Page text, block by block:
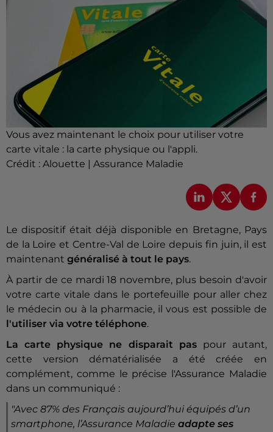
Vous avez maintenant le choix pour utiliser votre
carte vitale : la carte physique ou l'appli.
Crédit : Alouette | Assurance Maladie
Le dispositif était déjà disponible en Bretagne, Pays
de la Loire et Centre-Val de Loire depuis fin juin, il est
maintenant généralisé à tout le pays.
À partir de ce mardi 18 novembre, plus besoin d'avoir
votre carte vitale dans le portefeuille pour aller chez
le médecin ou à la pharmacie, il vous est possible de
l'utiliser via votre téléphone.
La carte physique ne disparait paspour autant,
cette version dématérialisée a été créée en
complément, comme le précise l'Assurance Maladie
dans un communiqué :
"Avec 87% des Français aujourd’hui équipés d’un
smartphone, l’Assurance Maladie adapte ses